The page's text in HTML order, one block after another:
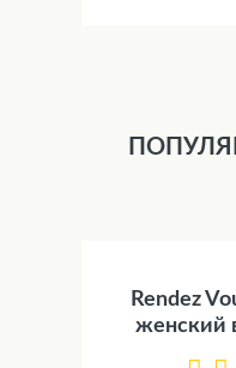
Rendez
женский